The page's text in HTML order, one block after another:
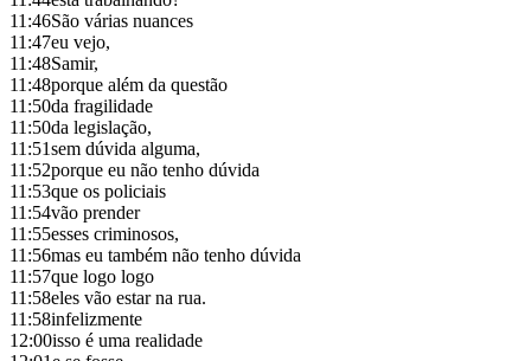
11:46São várias nuances
11:47eu vejo,
11:48Samir,
11:48porque além da questão
11:50da fragilidade
11:50da legislação,
11:51sem dúvida alguma,
11:52porque eu não tenho dúvida
11:53que os policiais
11:54vão prender
11:55esses criminosos,
11:56mas eu também não tenho dúvida
11:57que logo logo
11:58eles vão estar na rua.
11:58infelizmente
12:00isso é uma realidade